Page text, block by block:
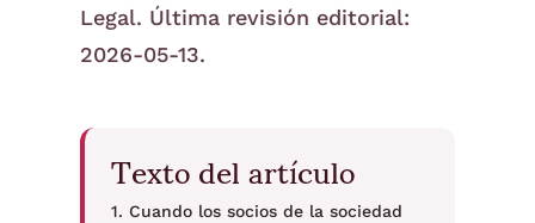
Legal. Última revisión editorial:
2026-05-13.
Texto del artículo
1. Cuando los socios de la sociedad